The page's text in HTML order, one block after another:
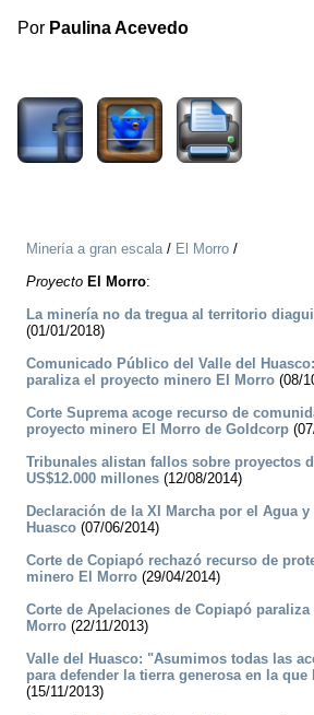
Por Paulina Acevedo
Minería a gran escala/ El Morro /
Proyecto El Morro:
La minería no da tregua al territorio
(01/01/2018)
Comunicado Público del Valle del
paraliza el proyecto minero El Morro (08/
Corte Suprema acoge recurso de
proyecto minero El Morro de Goldcorp
Tribunales alistan fallos sobre proyectos
US$12.000 millones (12/08/2014)
Declaración de la XI Marcha por el Agua y
Huasco (07/06/2014)
Corte de Copiapó rechazó recurso de
minero El Morro (29/04/2014)
Corte de Apelaciones de Copiapó paraliza
Morro (22/11/2013)
Valle del Huasco: "Asumimos todas las
para defender la tierra generosa en la
(15/11/2013)